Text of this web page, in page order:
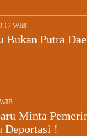
WIB
Bukan Putra
Minta
Deportasi !